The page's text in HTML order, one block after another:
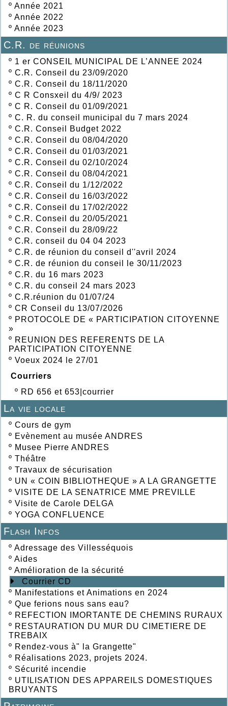
º Année 2021
º Année 2022
º Année 2023
C.R. de réunions
º 1 er CONSEIL MUNICIPAL DE L’ANNEE 2024
º C.R. Conseil du 23/09/2020
º C.R. Conseil du 18/11/2020
º C R Consxeil du 4/9/ 2023
º C R. Conseil du 01/09/2021
º C. R. du conseil municipal du 7 mars 2024
º C.R. Conseil Budget 2022
º C.R. Conseil du 08/04/2020
º C.R. Conseil du 01/03/2021
º C.R. Conseil du 02/10/2024
º C.R. Conseil du 08/04/2021
º C.R. Conseil du 1/12/2022
º C.R. Conseil du 16/03/2022
º C.R. Conseil du 17/02/2022
º C.R. Conseil du 20/05/2021
º C.R. Conseil du 28/09/22
º C.R. conseil du 04 04 2023
º C.R. de réunion du conseil d''avril 2024
º C.R. de réunion du conseil le 30/11/2023
º C.R. du 16 mars 2023
º C.R. du conseil 24 mars 2023
º C.R.réunion du 01/07/24
º CR Conseil du 13/07/2026
º PROTOCOLE DE « PARTICIPATION CITOYENNE
»
º REUNION DES REFERENTS DE LA
PARTICIPATION CITOYENNE
º Voeux 2024 le 27/01
Courriers
º RD 656 et 653|courrier
La vie locale
º Cours de gym
º Evènement au musée ANDRES
º Musee Pierre ANDRES
º Théâtre
º Travaux de sécurisation
º UN « COIN BIBLIOTHEQUE » A LA GRANGETTE
º VISITE DE LA SENATRICE MME PREVILLE
º Visite de Carole DELGA
º YOGA CONFLUENCE
Flash Infos
º Adressage des Villesséquois
º Aides
º Amélioration de la sécurité
Courrier CD
º Manifestations et Animations en 2024
º Que ferions nous sans eau?
º REFECTION IMORTANTE DE CHEMINS RURAUX
º RESTAURATION DU MUR DU CIMETIERE DE
TREBAIX
º Rendez-vous à" la Grangette"
º Réalisations 2023, projets 2024.
º Sécurité incendie
º UTILISATION DES APPAREILS DOMESTIQUES
BRUYANTS